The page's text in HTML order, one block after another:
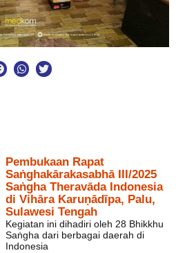
Pembukaan Rapat
Saṅghakārakasabhā III/2025
Saṅgha Theravāda Indonesia
di Vihāra Karuṇādīpa, Palu,
Sulawesi Tengah
Kegiatan ini dihadiri oleh 28 Bhikkhu
Saṅgha dari berbagai daerah di
Indonesia